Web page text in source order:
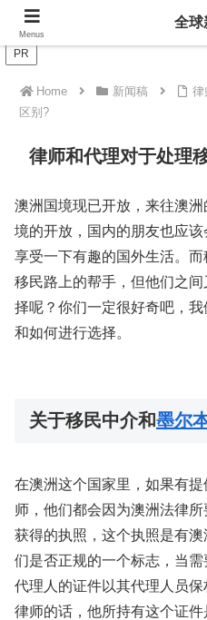
全
PR
Home 新闻稿
律
区别?
律师和代理对于处理
澳洲国境现已开放，来往澳
境的开放，国内的朋友也应
享受一下有趣的国外生活。
移民路上的帮手，但他们之
择呢？你们一定很好奇吧，
和如何进行选择。
关于移民中介和墨尔
在澳洲这个国家里，如果有
师，他们都会因为澳洲法律
获得的执照，这个执照是有
们是否正规的一个标志，当
代理人的证件以其代理人员
律师的话，他所持有这个证
Menus
全球